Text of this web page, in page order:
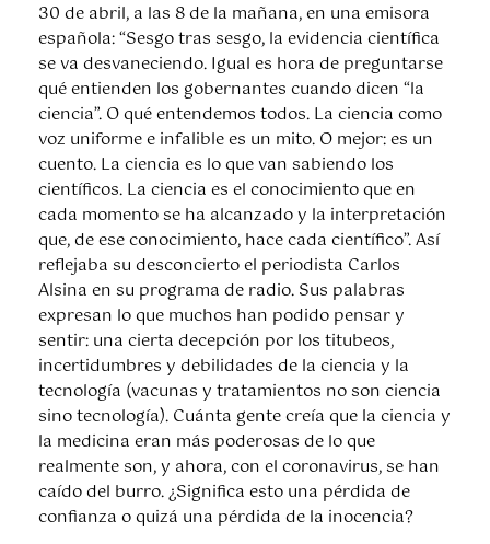
30 de abril, a las 8 de la mañana, en una emisora
española: “Sesgo tras sesgo, la evidencia científica
se va desvaneciendo. Igual es hora de preguntarse
qué entienden los gobernantes cuando dicen “la
ciencia”. O qué entendemos todos. La ciencia como
voz uniforme e infalible es un mito. O mejor: es un
cuento. La ciencia es lo que van sabiendo los
científicos. La ciencia es el conocimiento que en
cada momento se ha alcanzado y la interpretación
que, de ese conocimiento, hace cada científico”. Así
reflejaba su desconcierto el periodista Carlos
Alsina en su programa de radio. Sus palabras
expresan lo que muchos han podido pensar y
sentir: una cierta decepción por los titubeos,
incertidumbres y debilidades de la ciencia y la
tecnología (vacunas y tratamientos no son ciencia
sino tecnología). Cuánta gente creía que la ciencia y
la medicina eran más poderosas de lo que
realmente son, y ahora, con el coronavirus, se han
caído del burro. ¿Significa esto una pérdida de
confianza o quizá una pérdida de la inocencia?